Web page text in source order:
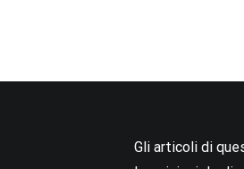
Gli articoli di